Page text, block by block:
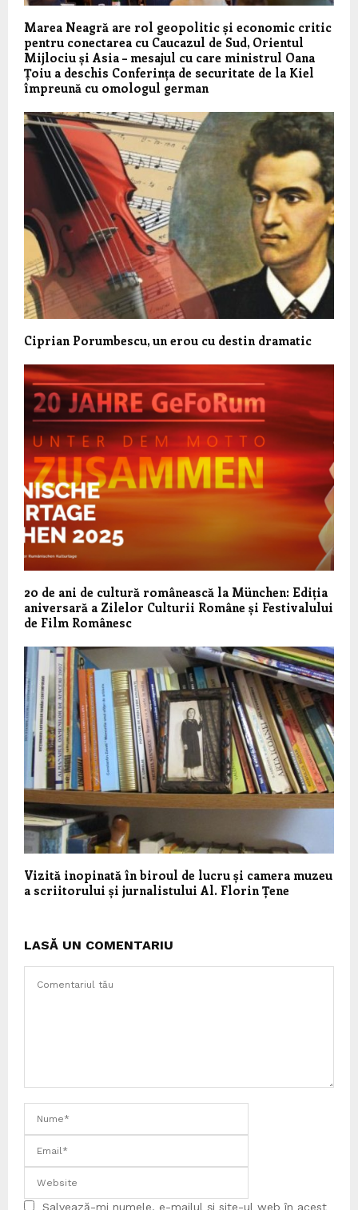
Marea Neagră are rol geopolitic și economic critic
pentru conectarea cu Caucazul de Sud, Orientul
Mijlociu și Asia – mesajul cu care ministrul Oana
Țoiu a deschis Conferința de securitate de la Kiel
împreună cu omologul german
Ciprian Porumbescu, un erou cu destin dramatic
20 de ani de cultură românească la München: Ediția
aniversară a Zilelor Culturii Române și Festivalului
de Film Românesc
Vizită inopinată în biroul de lucru și camera muzeu
a scriitorului și jurnalistului Al. Florin Țene
LASĂ UN COMENTARIU
Salvează-mi numele, e-mailul și site-ul web în acest